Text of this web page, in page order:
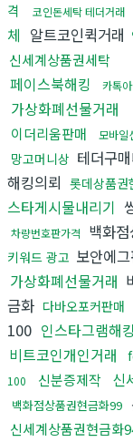
격
코인돈세탁 테더거래
체 알트코인퀵거래
신세계상품권세탁
페이스북해킹 카톡
가상화폐선물거래
이더리움판매 모바일
망고머니상 테더구
해킹의뢰 롯데상품권
스타게시물내리기
차량번호판가격
백화
키워드 광고 보안에
가상화폐선물거래
금화 다바오포커판매
100 인스타그램해
비트코인개인거래
100
신분증제작 신
백화점상품권현금화99
신세계상품권현금화